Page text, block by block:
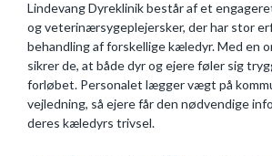
Lindevang Dyreklinik består af et
og veterinærsygeplejersker, der har stor
behandling af forskellige kæledyr. Med en
sikrer de, at både dyr og ejere føler sig
forløbet. Personalet lægger vægt på
vejledning, så ejere får den nødvendige
deres kæledyrs trivsel.